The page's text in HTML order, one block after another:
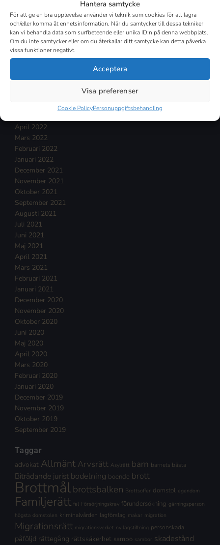
Hantera samtycke
För att ge en bra upplevelse använder vi teknik som cookies för att lagra
och/eller komma åt enhetsinformation. När du samtycker till dessa tekniker
kan vi behandla data som surfbeteende eller unika ID:n på denna webbplats.
Om du inte samtycker eller om du återkallar ditt samtycke kan detta påverka
vissa funktioner negativt.
Acceptera
Visa preferenser
Cookie PolicyPersonuppgiftsbehandling
Februari 2023
Januari 2023
December 2022
November 2022
April 2022
Mars 2022
Februari 2022
Januari 2022
December 2021
November 2021
Oktober 2021
September 2021
Augusti 2021
Juli 2021
Juni 2021
Maj 2021
April 2021
Mars 2021
Februari 2021
Januari 2021
December 2020
November 2020
Oktober 2020
Juni 2020
Maj 2020
April 2020
Mars 2020
Februari 2020
Januari 2020
December 2019
November 2019
Oktober 2019
September 2019
Taggar
advokat Allmänt Arvsrätt Asylrätt barn barnets bästa
Biträdande jurist bodelning boende brott
Brottmålbrottsbalken Brottsoffer domstol egendom
Familjerätt fel Försörjningskrav förundersökning gärningsperson
högsta domstolen kriminalvården lagförslag makar migration
Migrationsrätt migrationsverket ny lagstiftning personskada
påföljd rättegång rättssäkerhet sambo sambor skadestånd